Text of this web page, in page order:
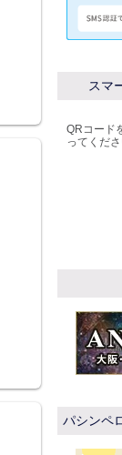
スマ
QRコード
ってくださ
パシンペ